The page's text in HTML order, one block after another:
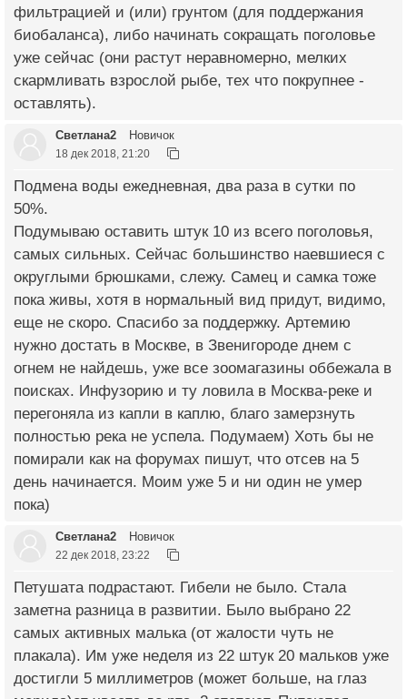
фильтрацией и (или) грунтом (для поддержания
биобаланса), либо начинать сокращать поголовье
уже сейчас (они растут неравномерно, мелких
скармливать взрослой рыбе, тех что покрупнее -
оставлять).
Светлана2 Новичок
18 дек 2018, 21:20
Подмена воды ежедневная, два раза в сутки по
50%.
Подумываю оставить штук 10 из всего поголовья,
самых сильных. Сейчас большинство наевшиеся с
округлыми брюшками, слежу. Самец и самка тоже
пока живы, хотя в нормальный вид придут, видимо,
еще не скоро. Спасибо за поддержку. Артемию
нужно достать в Москве, в Звенигороде днем с
огнем не найдешь, уже все зоомагазины оббежала в
поисках. Инфузорию и ту ловила в Москва-реке и
перегоняла из капли в каплю, благо замерзнуть
полностью река не успела. Подумаем) Хоть бы не
помирали как на форумах пишут, что отсев на 5
день начинается. Моим уже 5 и ни один не умер
пока)
Светлана2 Новичок
22 дек 2018, 23:22
Петушата подрастают. Гибели не было. Стала
заметна разница в развитии. Было выбрано 22
самых активных малька (от жалости чуть не
плакала). Им уже неделя из 22 штук 20 мальков уже
достигли 5 миллиметров (может больше, на глаз